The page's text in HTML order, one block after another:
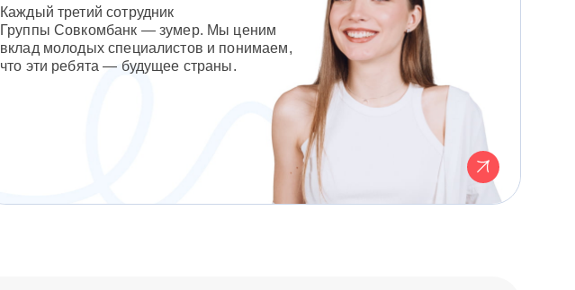
Каждый третий сотрудник
Группы Совкомбанк — зумер. Мы ценим
вклад молодых специалистов и понимаем,
что эти ребята — будущее страны.